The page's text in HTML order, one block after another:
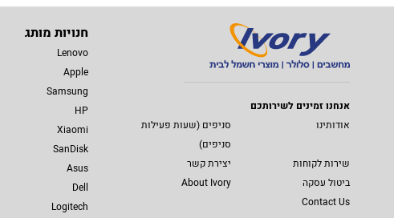
אנחנו זמינים לשירותכם
אודותינו
סניפים (שעות פעילות
סניפים)
שירות לקוחות
יצירת קשר
ביטול עסקה
About Ivory
Contact Us
חנויות מותג
Lenovo
Apple
Samsung
HP
Xiaomi
SanDisk
Asus
Dell
Logitech